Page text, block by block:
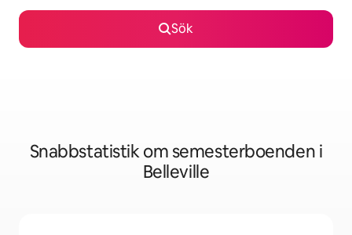
Sök
Snabbstatistik om semesterboenden i
Belleville